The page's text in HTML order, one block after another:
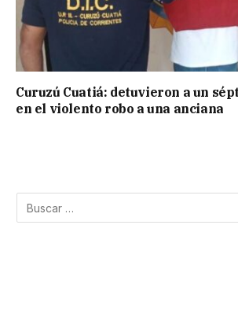
Curuzú Cuatiá: detuvieron a un
en el violento robo a una anciana